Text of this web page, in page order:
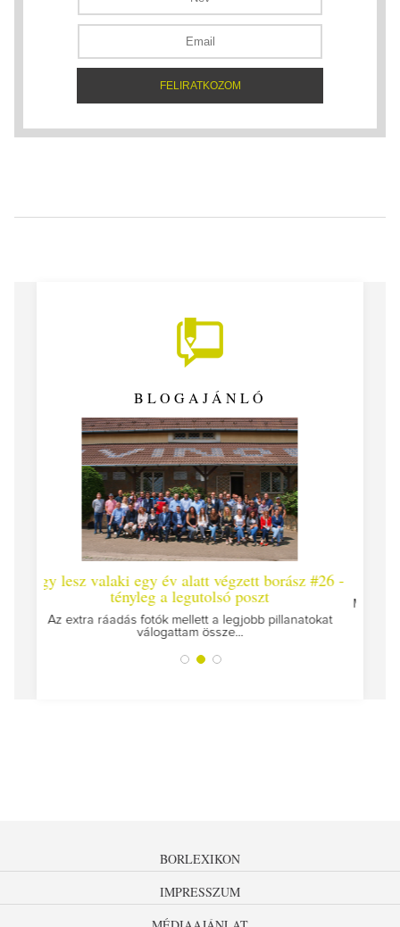
BLOGAJÁNLÓ
végzett borász #26 -
poszt
a legjobb pillanatokat
Így lesz valaki egy év alatt
Megírtuk a modulzáró vizsgákat, már
az utolsó...
BORLEXIKON
IMPRESSZUM